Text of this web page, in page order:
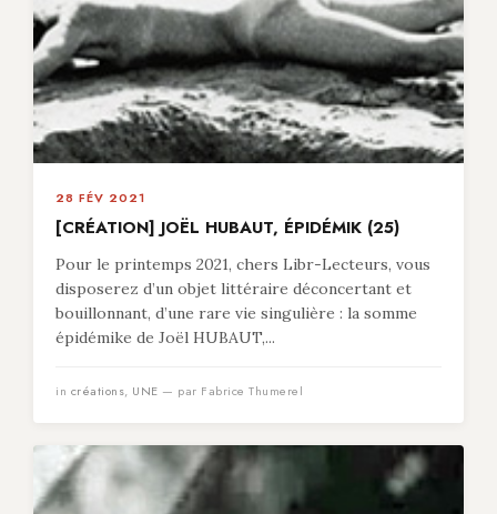
28 FÉV 2021
[CRÉATION] JOËL HUBAUT, ÉPIDÉMIK (25)
Pour le printemps 2021, chers Libr-Lecteurs, vous
disposerez d’un objet littéraire déconcertant et
bouillonnant, d’une rare vie singulière : la somme
épidémike de Joël HUBAUT,...
in créations, UNE — par Fabrice Thumerel